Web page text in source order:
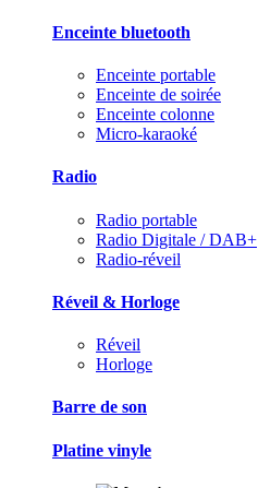
Enceinte bluetooth
Enceinte portable
Enceinte de soirée
Enceinte colonne
Micro-karaoké
Radio
Radio portable
Radio Digitale / DAB+
Radio-réveil
Réveil & Horloge
Réveil
Horloge
Barre de son
Platine vinyle